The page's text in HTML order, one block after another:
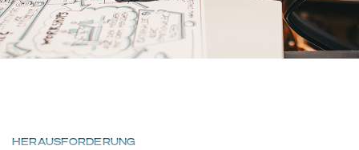
HERAUSFORDERUNG